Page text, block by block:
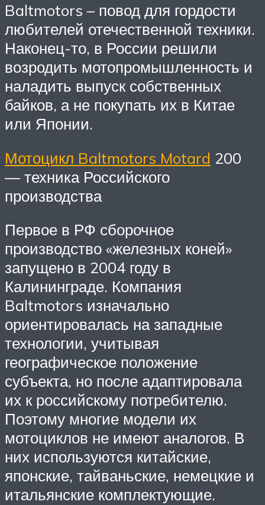
Baltmotors – повод для гордости
любителей отечественной техники.
Наконец-то, в России решили
возродить мотопромышленность и
наладить выпуск собственных
байков, а не покупать их в Китае
или Японии.
Мотоцикл Baltmotors Motard 200
— техника Российского
производства
Первое в РФ сборочное
производство «железных коней»
запущено в 2004 году в
Калининграде. Компания
Baltmotors изначально
ориентировалась на западные
технологии, учитывая
географическое положение
субъекта, но после адаптировала
их к российскому потребителю.
Поэтому многие модели их
мотоциклов не имеют аналогов. В
них используются китайские,
японские, тайваньские, немецкие и
итальянские комплектующие.